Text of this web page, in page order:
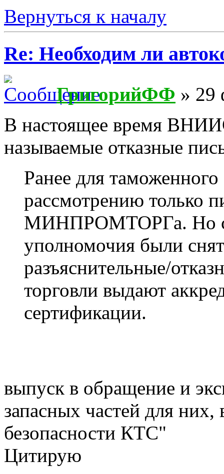
Вернуться к началу
Re: Необходим ли
ГригорийФФ » 29
В настоящее время
называемые отказные
Ранее для
рассмотрению только
МИНПРОМТОРГа. Но с
уполномочия были
разъяснительные/
торговли выдают
сертификации.
выпуск в обращение и
запасных частей для
безопасности КТС"
Цитирую